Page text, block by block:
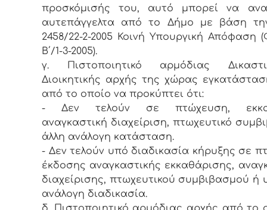
προσκόμισής του, αυτό μπορεί να
αυτεπάγγελτα από το Δήμο με βάση
2458/22-2-2005 Κοινή Υπουργική Απόφαση
Β΄/1-3-2005).
γ. Πιστοποιητικό αρμόδιας
Διοικητικής αρχής της χώρας
από το οποίο να προκύπτει ότι:
- Δεν τελούν σε πτώχευση,
αναγκαστική διαχείριση, πτωχευτικό
άλλη ανάλογη κατάσταση.
- Δεν τελούν υπό διαδικασία κήρυξης σε
έκδοσης αναγκαστικής εκκαθάρισης,
διαχείρισης, πτωχευτικού συμβιβασμού ή
ανάλογη διαδικασία.